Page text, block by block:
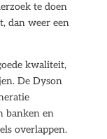
te doen
dan weer een
kwaliteit,
De Dyson
banken en
overlappen.